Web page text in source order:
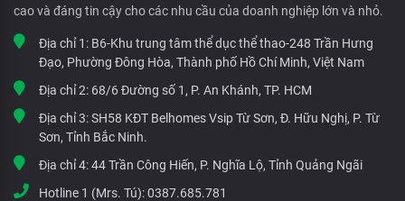
cao và đáng tin cậy cho các nhu cầu của doanh nghiệp lớn và nhỏ.
Địa chỉ 1: B6-Khu trung tâm thể dục thể thao-248 Trần Hưng
Đạo, Phường Đông Hòa, Thành phố Hồ Chí Minh, Việt Nam
Địa chỉ 2: 68/6 Đường số 1, P. An Khánh, TP. HCM
Địa chỉ 3:SH58 KĐT Belhomes Vsip Từ Sơn, Đ. Hữu Nghị, P. Từ
Sơn, Tỉnh Bắc Ninh.
Địa chỉ 4:44 Trần Công Hiến, P. Nghĩa Lộ, Tỉnh Quảng Ngãi
Hotline 1 (Mrs. Tú):0387.685.781